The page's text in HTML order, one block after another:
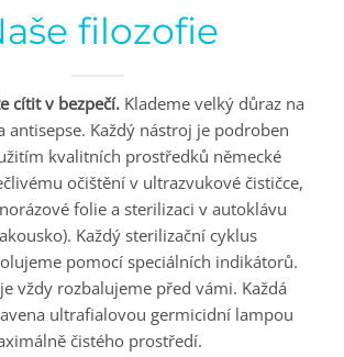
filozofie
cítit v bezpečí. Klademe velký důraz na
antisepse. Každý nástroj je podroben
kvalitních prostředků německé
očištění v ultrazvukové čističce,
folie a sterilizaci v autoklávu
Každý sterilizační cyklus
pomocí speciálních indikátorů.
vždy rozbalujeme před vámi. Každá
ultrafialovou germicidní lampou
čistého prostředí.